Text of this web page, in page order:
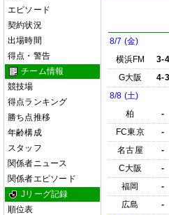
エピソード
契約状況
出場時間
得点・警告
チーム情報
競技場
得点ランキング
勝ち点推移
年齢構成
スタッフ
関係者ニュース
関係者エピソード
Jリーグ記録
順位表
8/7 (金)
横浜FM
3-4
G大阪
4-3
8/8 (土)
柏
-
FC東京
-
名古屋
-
C大阪
-
福岡
-
広島
-